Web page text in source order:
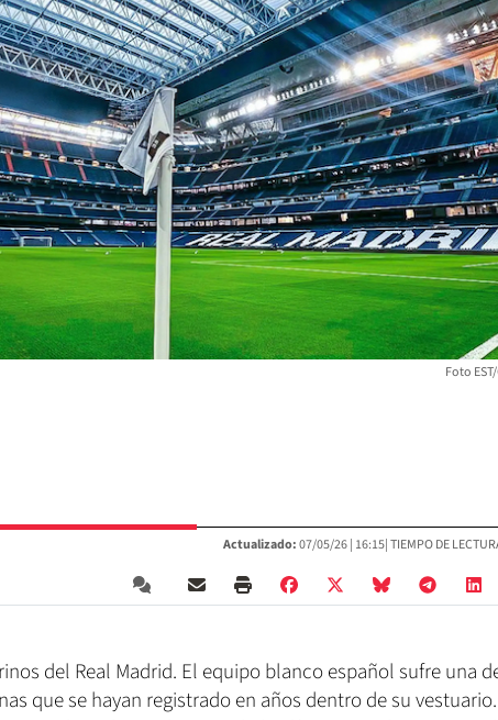
Foto
Actualizado:07/05/26 | 16:15| TIEMPO DE
del Real Madrid. El equipo blanco español sufre una
que se hayan registrado en años dentro de su